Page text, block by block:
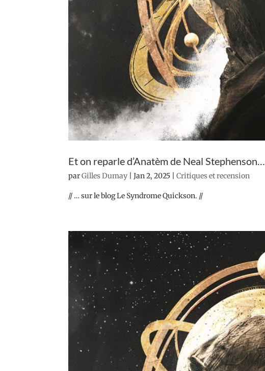
Et on reparle d’Anatèm de Neal Stephenson…
parGilles Dumay |Jan 2, 2025 |Critiques et recension
// … sur le blog Le Syndrome Quickson. //